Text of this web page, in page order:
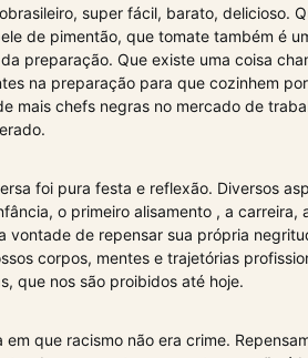
super fácil, barato, delicioso.
de pimentão, que tomate também é
preparação. Que existe uma coisa
na preparação para que cozinhem
mais chefs negras no mercado de
foi pura festa e reflexão. Diversos
o primeiro alisamento , a carreira,
vontade de repensar sua própria
corpos, mentes e trajetórias
que nos são proibidos até hoje.
em que racismo não era crime.